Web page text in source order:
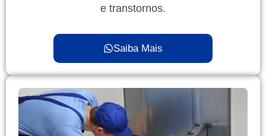
e transtornos.
Saiba Mais